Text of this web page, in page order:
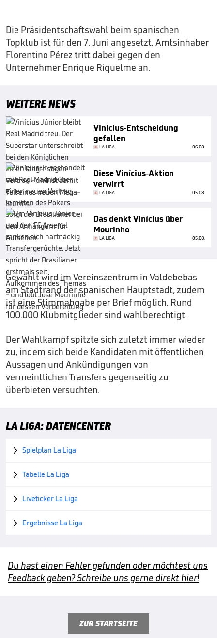
Die Präsidentschaftswahl beim spanischen
Topklub ist für den 7. Juni angesetzt. Amtsinhaber
Florentino Pérez tritt dabei gegen den
Unternehmer Enrique Riquelme an.
WEITERE NEWS
Vinícius-Entscheidung
gefallen
LA LIGA 06.08.
Diese Vinícius-Aktion
verwirrt
LA LIGA 05.08.
Das denkt Vinícius über
Mourinho
LA LIGA 05.08.
Gewählt wird im Vereinszentrum in Valdebebas
am Stadtrand der spanischen Hauptstadt, zudem
ist eine Stimmabgabe per Brief möglich. Rund
100.000 Klubmitglieder sind wahlberechtigt.
Der Wahlkampf spitzte sich zuletzt immer wieder
zu, indem sich beide Kandidaten mit öffentlichen
Aussagen und Ankündigungen von
vermeintlichen Transfers gegenseitig zu
überbieten versuchten.
LA LIGA: DATENCENTER
 Spielplan La Liga
 Tabelle La Liga
 Liveticker La Liga
 Ergebnisse La Liga
Du hast einen Fehler gefunden oder möchtest uns
Feedback geben? Schreibe uns gerne direkt hier!
ZUR STARTSEITE